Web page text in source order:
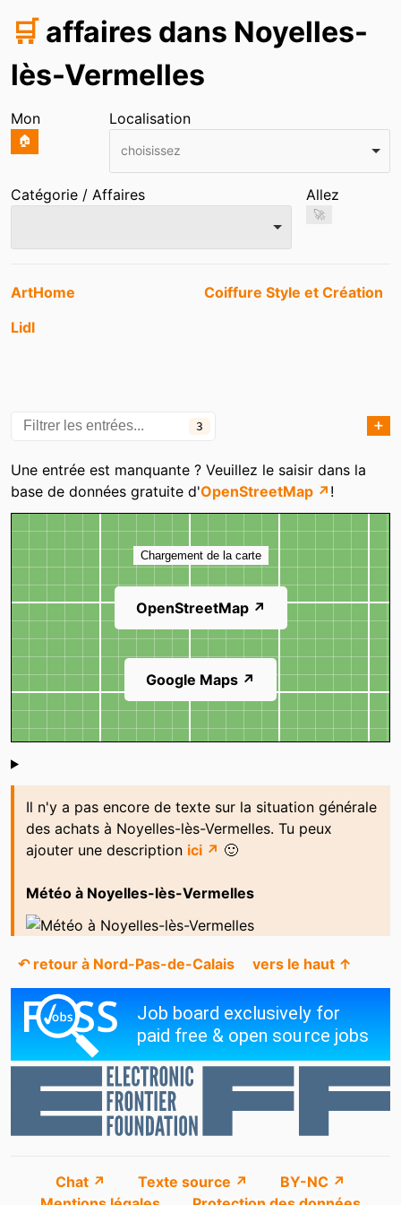
🛒 affaires dans Noyelles-
lès-Vermelles
Mon
🏠
Localisation
choisissez
Catégorie / Affaires Allez
🚀
Entrées
ArtHome
Coiffure Style et Création
Lidl
3 ➕
Catégories
Une entrée est manquante ? Veuillez le saisir dans la
base de données gratuite d'OpenStreetMap ↗ !
Carte
Chargement de la carte
OpenStreetMap ↗
Google Maps ↗
Shoutbox
Il n'y a pas encore de texte sur la situation générale
des achats à Noyelles-lès-Vermelles. Tu peux
ajouter une description ici ↗ 🙂
Météo à Noyelles-lès-Vermelles
↶ retour à Nord-Pas-de-Calais vers le haut ↑
Chat ↗ Texte source ↗
BY-NC ↗